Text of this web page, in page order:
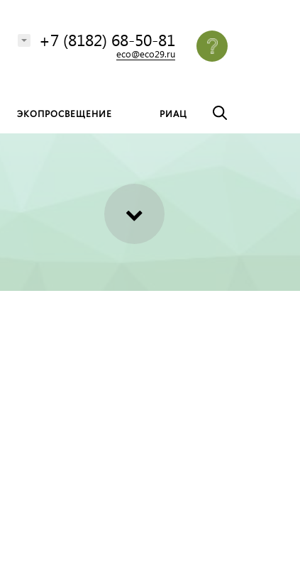
+7 (8182) 68-50-81
eco@eco29.ru
ЭКОПРОСВЕЩЕНИЕ РИАЦ